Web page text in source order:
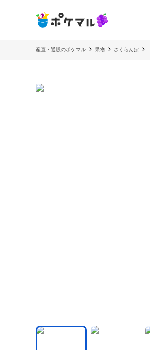
産直・通販のポケマル 果物 さくらんぼ